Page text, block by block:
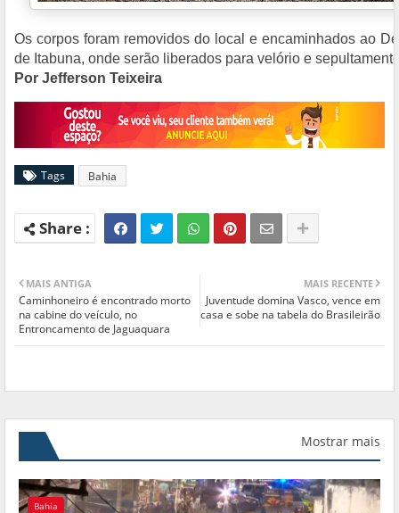
Os corpos foram removidos do local e encaminhados ao
de Itabuna, onde serão liberados para velório e
Por Jefferson Teixeira
Tags Bahia
MAIS RECENTE
Juventude domina Vasco, vence em
casa e sobe na tabela do Brasileirão
MAIS ANTIGA
Caminhoneiro é encontrado morto
na cabine do veículo, no
Entroncamento de Jaguaquara
Mostrar mais
Bahia